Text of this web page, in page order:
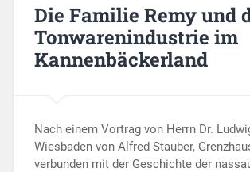
Die Familie Remy und
Tonwarenindustrie im
Kannenbäckerland
Nach einem Vortrag von Herrn Dr.
Wiesbaden von Alfred Stauber,
verbunden mit der Geschichte der